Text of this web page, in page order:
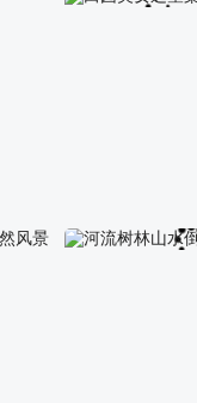
田园美女远望